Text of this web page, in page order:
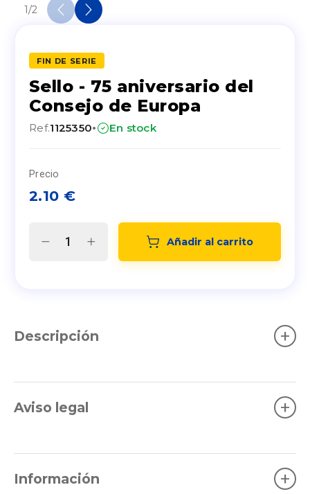
1/2
FIN DE SERIE
Sello - 75 aniversario del
Consejo de Europa
Ref.1125350· En stock
Precio
2.10 €
Añadir al carrito
Descripción +
Aviso legal +
Información +